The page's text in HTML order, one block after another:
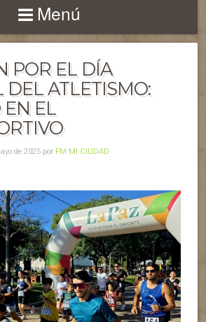
Menú
POR EL DÍA
ATLETISMO:
EN EL
de 2025 por FM MI CIUDAD